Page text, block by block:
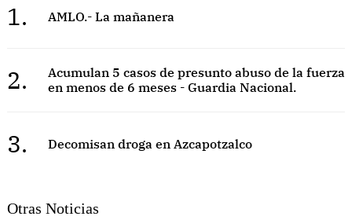
1. AMLO.- La mañanera
2.
Acumulan 5 casos de presunto abuso de la fuerza
en menos de 6 meses - Guardia Nacional.
3. Decomisan droga en Azcapotzalco
Otras Noticias